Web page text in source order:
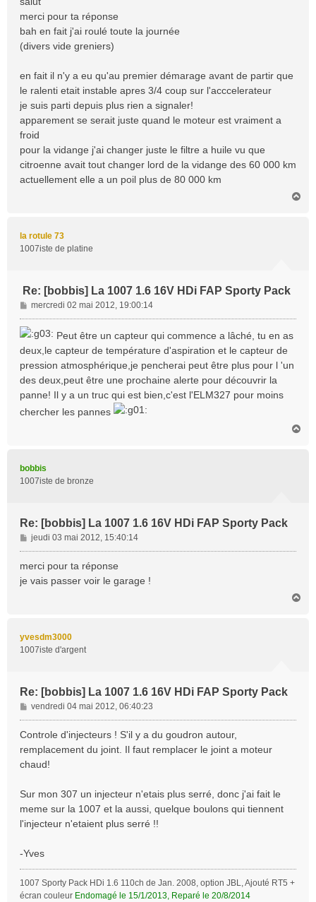
a
g
e
merci pour ta réponse
bah en fait j'ai roulé toute la journée
(divers vide greniers)
en fait il n'y a eu qu'au premier démarage avant de partir que
le ralenti etait instable apres 3/4 coup sur l'acccelerateur
je suis parti depuis plus rien a signaler!
apparement se serait juste quand le moteur est vraiment a
froid
pour la vidange j'ai changer juste le filtre a huile vu que
citroenne avait tout changer lord de la vidange des 60 000 km
actuellement elle a un poil plus de 80 000 km
la rotule 73
1007iste de platine
Re: [bobbis] La 1007 1.6 16V HDi FAP Sporty Pack
M
e
s
a
g
e
mercredi 02 mai 2012, 19:00:14
Peut être un capteur qui commence a lâché, tu en as
deux,le capteur de température d'aspiration et le capteur de
pression atmosphérique,je pencherai peut être plus pour l 'un
des deux,peut être une prochaine alerte pour découvrir la
panne! Il y a un truc qui est bien,c'est l'ELM327 pour moins
chercher les pannes
bobbis
1007iste de bronze
Re: [bobbis] La 1007 1.6 16V HDi FAP Sporty Pack
M
e
a
jeudi 03 mai 2012, 15:40:14
merci pour ta réponse
je vais passer voir le garage !
yvesdm3000
1007iste d'argent
Re: [bobbis] La 1007 1.6 16V HDi FAP Sporty Pack
M
e
a
g
vendredi 04 mai 2012, 06:40:23
Controle d'injecteurs ! S'il y a du goudron autour,
remplacement du joint. Il faut remplacer le joint a moteur
chaud!
Sur mon 307 un injecteur n'etais plus serré, donc j'ai fait le
meme sur la 1007 et la aussi, quelque boulons qui tiennent
l'injecteur n'etaient plus serré !!
-Yves
1007 Sporty Pack HDi 1.6 110ch de Jan. 2008, option JBL, Ajouté RT5 +
écran couleur Endomagé le 15/1/2013, Reparé le 20/8/2014